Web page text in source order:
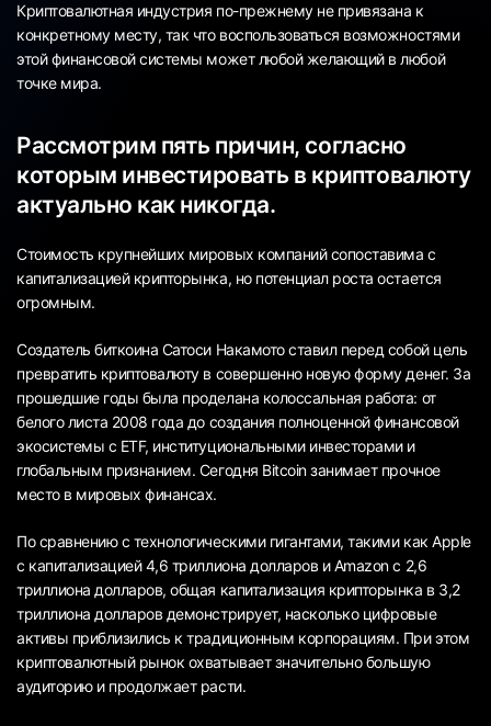
Криптовалютная индустрия по-прежнему не привязана к
конкретному месту, так что воспользоваться возможностями
этой финансовой системы может любой желающий в любой
точке мира.
Рассмотрим пять причин, согласно
которым инвестировать в криптовалюту
актуально как никогда.
Стоимость крупнейших мировых компаний сопоставима с
капитализацией крипторынка, но потенциал роста остается
огромным.
Создатель биткоина Сатоси Накамото ставил перед собой цель
превратить криптовалюту в совершенно новую форму денег. За
прошедшие годы была проделана колоссальная работа: от
белого листа 2008 года до создания полноценной финансовой
экосистемы с ETF, институциональными инвесторами и
глобальным признанием. Сегодня Bitcoin занимает прочное
место в мировых финансах.
По сравнению с технологическими гигантами, такими как Apple
с капитализацией 4,6 триллиона долларов и Amazon с 2,6
триллиона долларов, общая капитализация крипторынка в 3,2
триллиона долларов демонстрирует, насколько цифровые
активы приблизились к традиционным корпорациям. При этом
криптовалютный рынок охватывает значительно большую
аудиторию и продолжает расти.